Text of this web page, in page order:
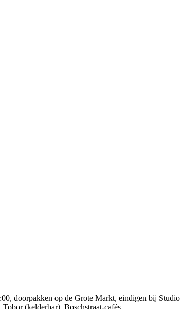
doorpakken op de Grote Markt, eindigen bij
(kelderbar), Boschstraat-cafés.